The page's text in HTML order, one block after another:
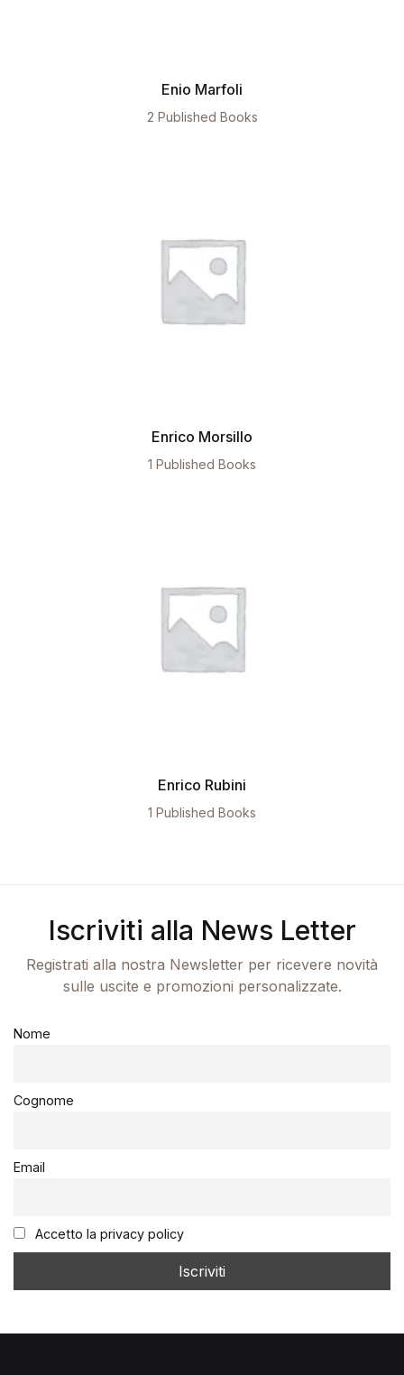
Enio Marfoli
2 Published Books
Enrico Morsillo
1 Published Books
Enrico Rubini
1 Published Books
Iscriviti alla News Letter
Registrati alla nostra Newsletter per ricevere novità
sulle uscite e promozioni personalizzate.
Nome
Cognome
Email
Accetto la privacy policy